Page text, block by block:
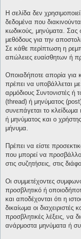
Η σελίδα δεν
δεδομένα που
κωδικούς, μηνύματα. Σας
μεθόδους για την
Σε κάθε περίπτωση η
απώλειες ευαίσθητων ή
Οποιαδήποτε απορία για
πρέπει να υποβάλλεται
αρμόδιους Συντονιστές ή
(thread) ή μηνύματος
συνεπάγεται το κλείδωμα
ή μηνύματος και ο
μήνυμα.
Πρέπει να είστε
που μπορεί να
στις συζητήσεις, στις
Οι συμμετέχοντες
προσβλητικό ή
και αποδέχονται ότι η
δικαίωμα οι διαχειριστές
προσβλητικές λέξεις, να
ανάρμοστα μηνύματα ή